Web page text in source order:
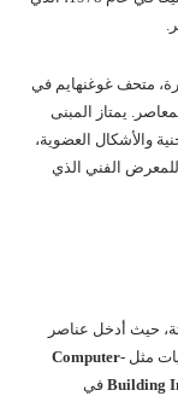
متحف غوغنهايم في
يمتاز المبنى
والأشكال العضوية،
الفني الذي
حيث أدخل عناصر
مثل Computer-
Building في